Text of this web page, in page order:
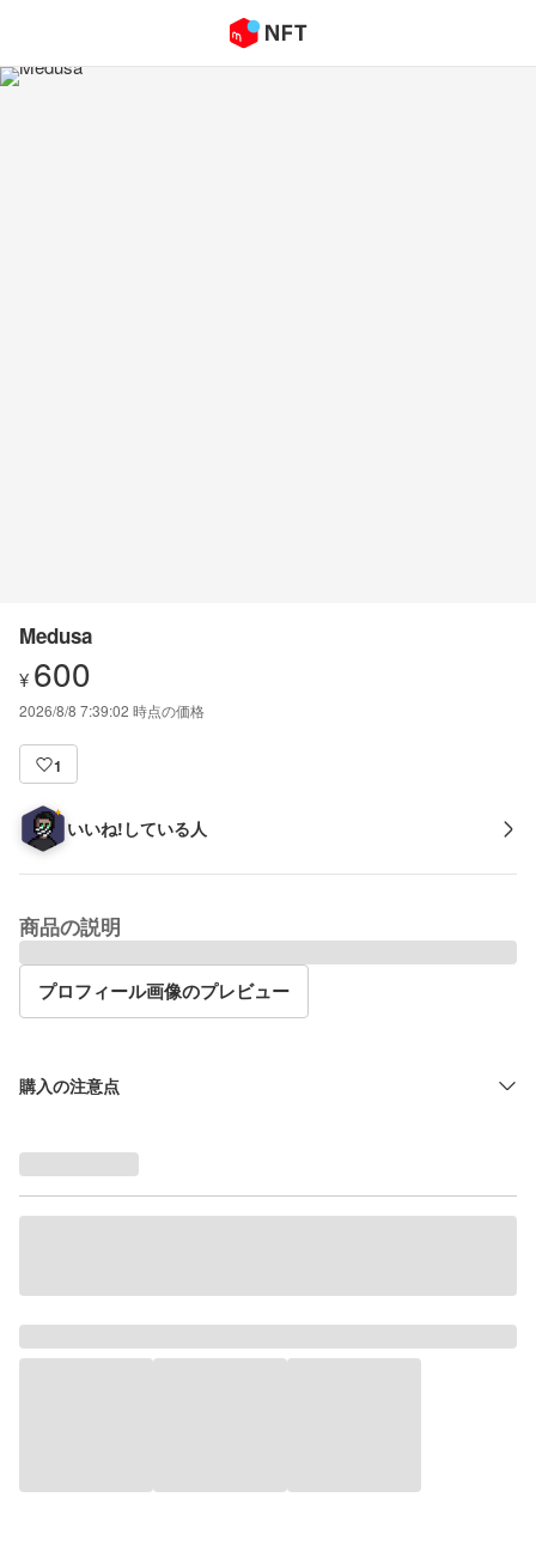
Medusa
¥ 600
2026/8/8 7:39:02 時点の価格
1
いいね!している人
商品の説明
プロフィール画像のプレビュー
購入の注意点